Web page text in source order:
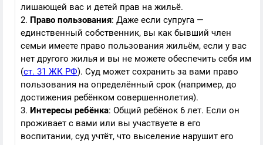
лишающей вас и детей прав на жильё.
2. Право пользования: Даже если супруга —
единственный собственник, вы как бывший член
семьи имеете право пользования жильём, если у вас
нет другого жилья и вы не можете обеспечить себя им
(ст. 31 ЖК РФ). Суд может сохранить за вами право
пользования на определённый срок (например, до
достижения ребёнком совершеннолетия).
3. Интересы ребёнка: Общий ребёнок 6 лет. Если он
проживает с вами или вы участвуете в его
воспитании, суд учтёт, что выселение нарушит его